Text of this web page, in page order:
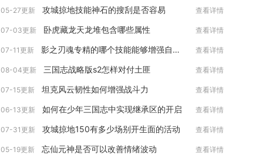
05-27更新 攻城掠地技能神石的搜刮是否容易 查看详情
07-03更新 卧虎藏龙天龙堆包含哪些属性 查看详情
07-11更新 影之刃魂专精的哪个技能能够增强自身的生命值 查看详情
08-04更新 三国志战略版s2怎样对付土匪 查看详情
07-15更新 坦克风云韧性如何增强战斗力 查看详情
06-13更新 如何在少年三国志中实现继承区的开启 查看详情
07-31更新 攻城掠地150有多少场别开生面的活动 查看详情
05-19更新 忘仙元神是否可以改善情绪波动 查看详情